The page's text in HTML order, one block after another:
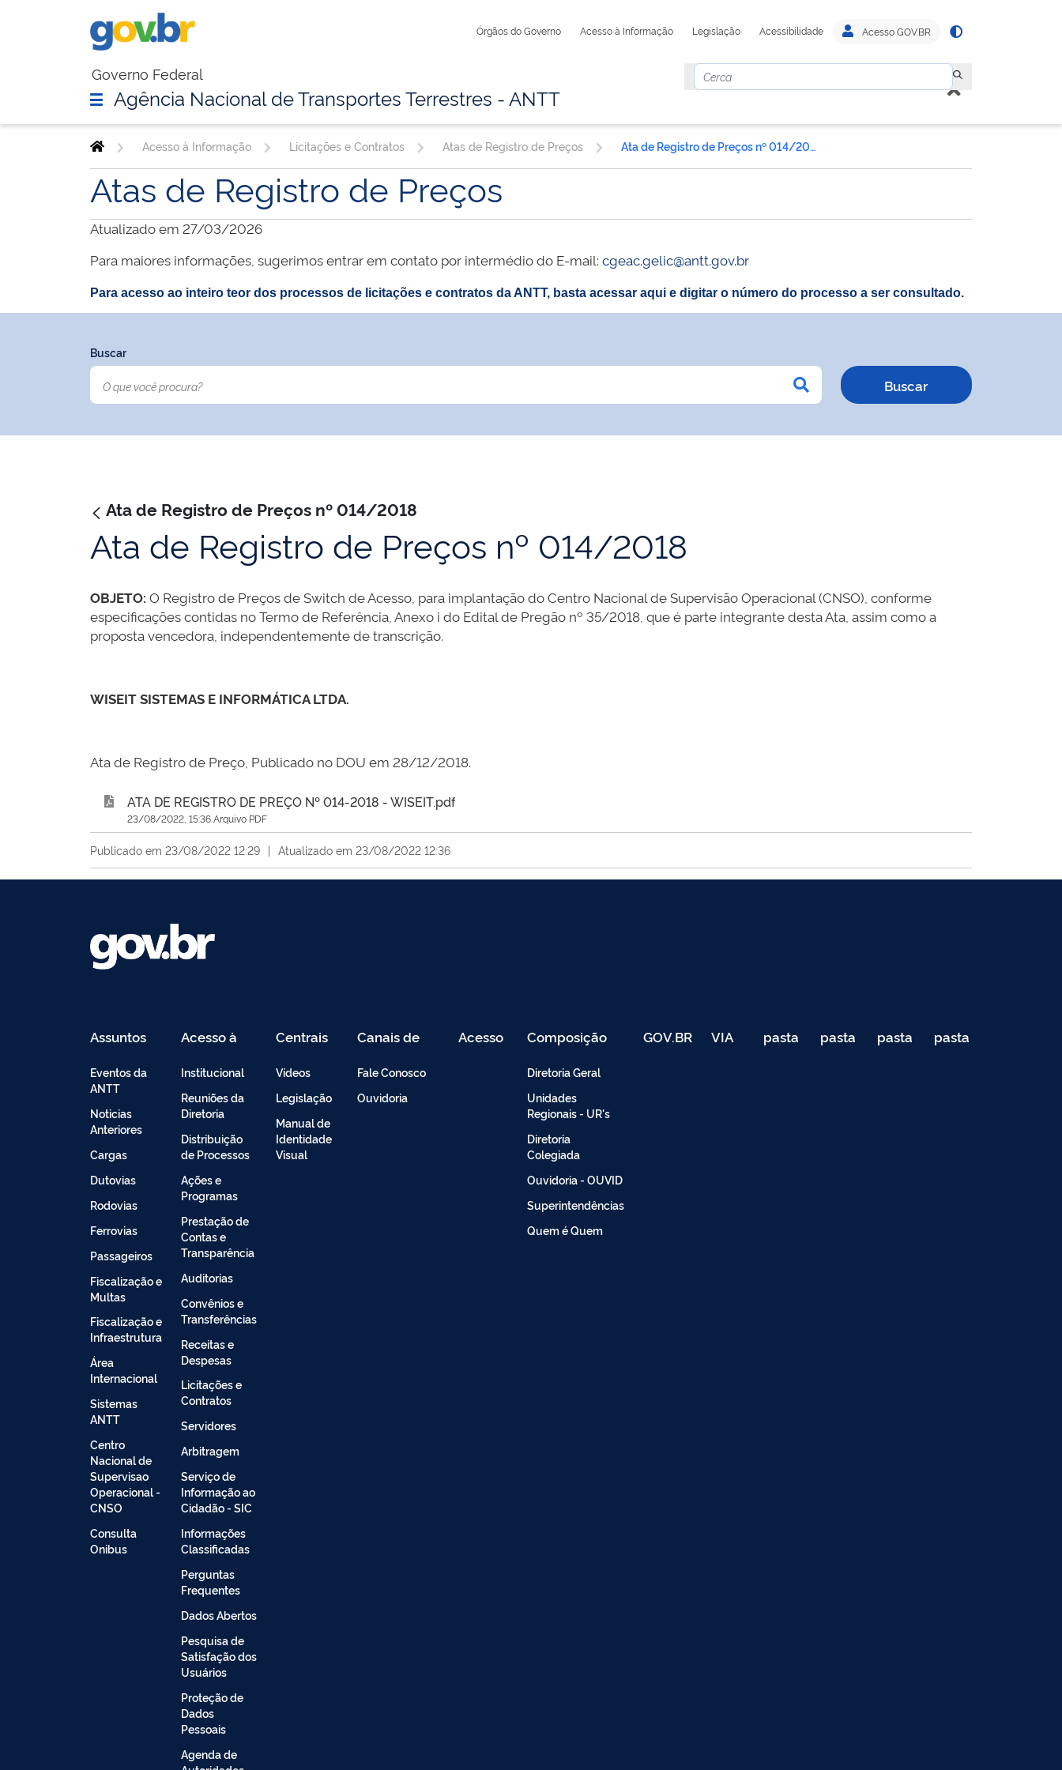
Órgãos do Governo Acesso à Informação Legislação Acessibilidade Acesso GOV.BR
Governo Federal
Agência Nacional de Transportes Terrestres - ANTT
Acesso à Informação Licitações e Contratos Atas de Registro de Preços Ata de Registro de Preços nº 014/2018
Atas de Registro de Preços
Atualizado em 27/03/2026
Para maiores informações, sugerimos entrar em contato por intermédio do E-mail: cgeac.gelic@antt.gov.br
Para acesso ao inteiro teor dos processos de licitações e contratos da ANTT, basta acessar aqui e digitar o número do processo a ser consultado.
Buscar
Ata de Registro de Preços nº 014/2018
Ata de Registro de Preços nº 014/2018
OBJETO: O Registro de Preços de Switch de Acesso, para implantação do Centro Nacional de Supervisão Operacional (CNSO), conforme
especificações contidas no Termo de Referência, Anexo i do Edital de Pregão nº 35/2018, que é parte integrante desta Ata, assim como a
proposta vencedora, independentemente de transcrição.
WISEIT SISTEMAS E INFORMÁTICA LTDA.
Ata de Registro de Preço, Publicado no DOU em 28/12/2018.
ATA DE REGISTRO DE PREÇO Nº 014-2018 - WISEIT.pdf
23/08/2022, 15:36 Arquivo PDF
Publicado em 23/08/2022 12:29 | Atualizado em 23/08/2022 12:36
Assuntos
Eventos da
ANTT
Noticias
Anteriores
Cargas
Dutovias
Rodovias
Ferrovias
Passageiros
Fiscalização e
Multas
Fiscalização e
Infraestrutura
Área
Internacional
Sistemas
ANTT
Centro
Nacional de
Supervisao
Operacional -
CNSO
Consulta
Onibus
Acesso à
Institucional
Reuniões da
Diretoria
Distribuição
de Processos
Ações e
Programas
Prestação de
Contas e
Transparência
Auditorias
Convênios e
Transferências
Receitas e
Despesas
Licitações e
Contratos
Servidores
Arbitragem
Serviço de
Informação ao
Cidadão - SIC
Informações
Classificadas
Perguntas
Frequentes
Dados Abertos
Pesquisa de
Satisfação dos
Usuários
Proteção de
Dados
Pessoais
Agenda de
Centrais
Vídeos
Legislação
Manual de
Identidade
Visual
Canais de
Fale Conosco
Ouvidoria
Acesso Composição
Diretoria Geral
Unidades
Regionais - UR's
Diretoria
Colegiada
Ouvidoria - OUVID
Superintendências
Quem é Quem
GOV.BR VIA pasta
de
pasta
de
pasta
de
pasta
de